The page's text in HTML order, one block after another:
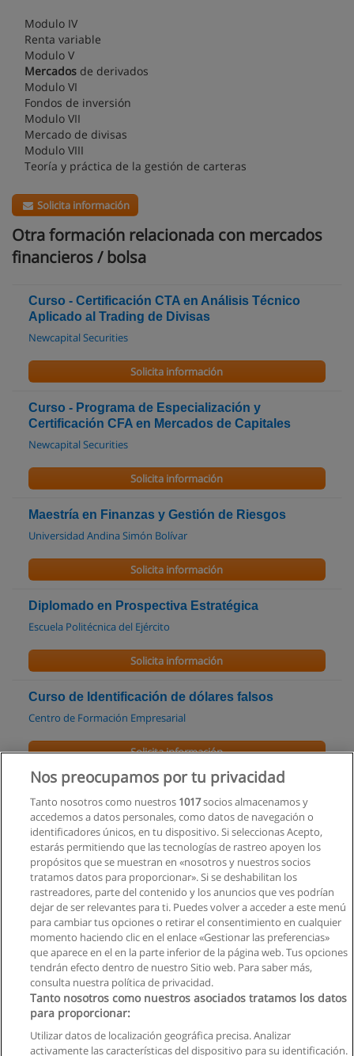
Modulo IV
Renta variable
Modulo V
Mercados de derivados
Modulo VI
Fondos de inversión
Modulo VII
Mercado de divisas
Modulo VIII
Teoría y práctica de la gestión de carteras
Solicita información
Otra formación relacionada con mercados
financieros / bolsa
Curso - Certificación CTA en Análisis Técnico
Aplicado al Trading de Divisas
Newcapital Securities
Solicita información
Curso - Programa de Especialización y
Certificación CFA en Mercados de Capitales
Newcapital Securities
Solicita información
Maestría en Finanzas y Gestión de Riesgos
Universidad Andina Simón Bolívar
Solicita información
Diplomado en Prospectiva Estratégica
Escuela Politécnica del Ejército
Solicita información
Curso de Identificación de dólares falsos
Centro de Formación Empresarial
Solicita información
Curso de Seguridad Bancaria
Centro de Formación Empresarial
Solicita información
Curso de Planificación y Control Financiero
Centro de Formación Empresarial
Solicita información
Nos preocupamos por tu privacidad
Tanto nosotros como nuestros 1017socios almacenamos y
accedemos a datos personales, como datos de navegación o
identificadores únicos, en tu dispositivo. Si seleccionas Acepto,
estarás permitiendo que las tecnologías de rastreo apoyen los
propósitos que se muestran en «nosotros y nuestros socios
tratamos datos para proporcionar». Si se deshabilitan los
rastreadores, parte del contenido y los anuncios que ves podrían
dejar de ser relevantes para ti. Puedes volver a acceder a este menú
para cambiar tus opciones o retirar el consentimiento en cualquier
momento haciendo clic en el enlace «Gestionar las preferencias»
que aparece en el en la parte inferior de la página web. Tus opciones
tendrán efecto dentro de nuestro Sitio web. Para saber más,
consulta nuestra política de privacidad.
Tanto nosotros como nuestros asociados tratamos los datos
para proporcionar:
Utilizar datos de localización geográfica precisa. Analizar
activamente las características del dispositivo para su identificación.